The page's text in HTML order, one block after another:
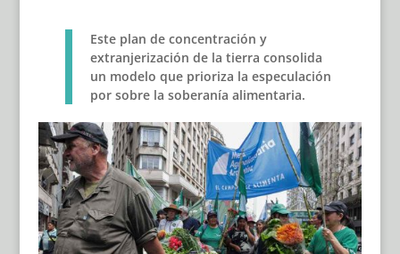
Este plan de concentración y
extranjerización de la tierra consolida
un modelo que prioriza la especulación
por sobre la soberanía alimentaria.